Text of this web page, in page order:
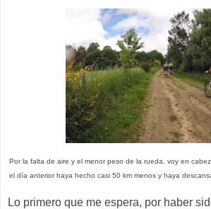
Por la falta de aire y el menor peso de la rueda, voy en
el día anterior haya hecho casi 50 km menos y haya
Lo primero que me espera, por haber